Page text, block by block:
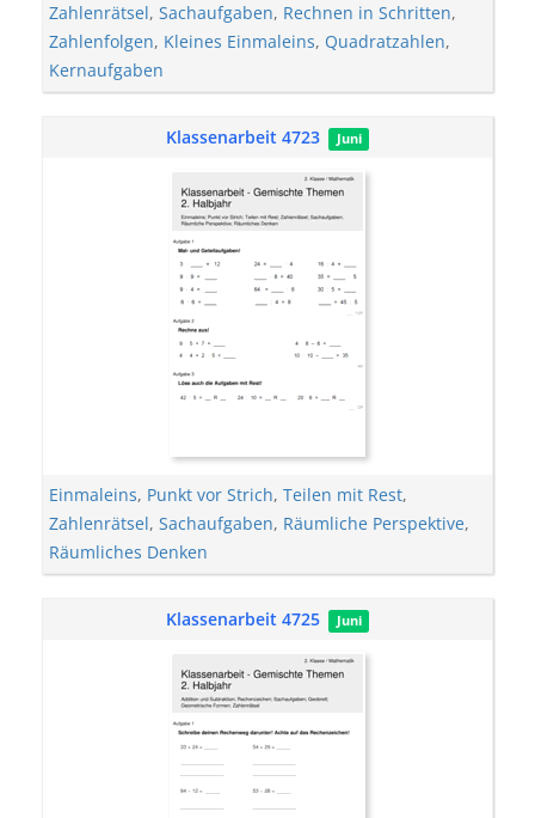
Zahlenrätsel, Sachaufgaben, Rechnen in Schritten,
Zahlenfolgen, Kleines Einmaleins, Quadratzahlen,
Kernaufgaben
Klassenarbeit 4723 Juni
Einmaleins, Punkt vor Strich, Teilen mit Rest,
Zahlenrätsel, Sachaufgaben, Räumliche Perspektive,
Räumliches Denken
Klassenarbeit 4725 Juni